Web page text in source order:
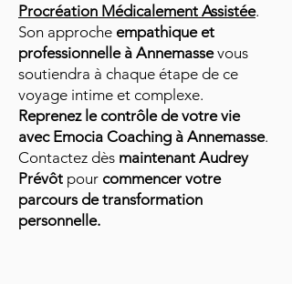
Procréation Médicalement Assistée.
Son approche empathique et
professionnelle à Annemassevous
soutiendra à chaque étape de ce
voyage intime et complexe.
Reprenez le contrôle de votre vie
avec Emocia Coaching à Annemasse.
Contactez dès maintenant Audrey
Prévôt pour commencer votre
parcours de transformation
personnelle.